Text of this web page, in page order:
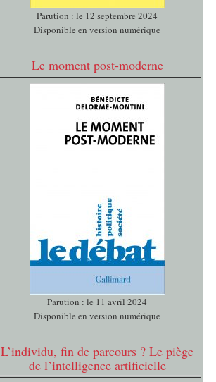
Parution : le 12 septembre 2024
Disponible en version numérique
Le moment post-moderne
Parution : le 11 avril 2024
Disponible en version numérique
L’individu, fin de parcours ? Le piège
de l’intelligence artificielle